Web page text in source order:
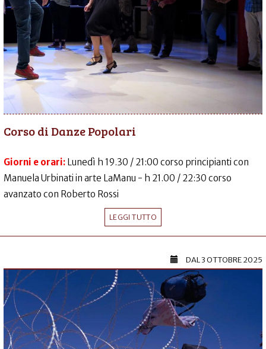
Corso di Danze Popolari
Giorni e orari: Lunedì h 19.30 / 21:00 corso principianti con
Manuela Urbinati in arte LaManu - h 21.00 / 22:30 corso
avanzato con Roberto Rossi
LEGGI TUTTO
DAL3 OTTOBRE 2025